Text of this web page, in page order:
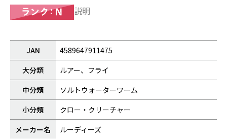
説明
JAN
4589647911475
大分類
ルアー、フライ
中分類
ソルトウォーターワーム
小分類
クロー・クリーチャー
メーカー名
ルーディーズ